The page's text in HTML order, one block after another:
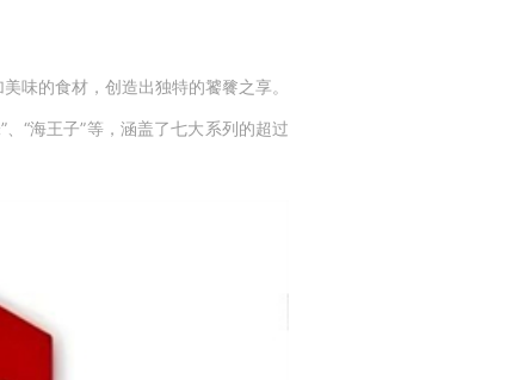
味的食材，创造出独特的饕餮之享。
”、 “海王子”等，涵盖了七大系列的超过